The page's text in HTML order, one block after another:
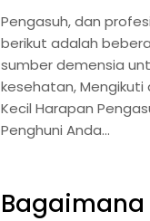
Pengasuh, dan
berikut adalah
sumber demensia
kesehatan, Mengikuti
Kecil Harapan
Penghuni Anda…